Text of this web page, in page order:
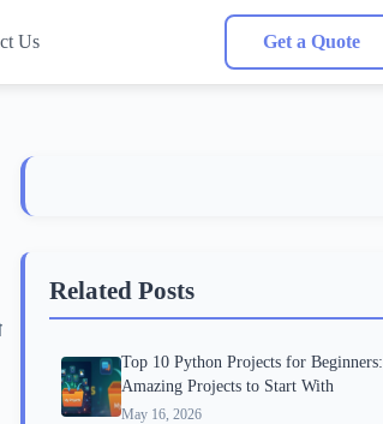
Us Get a Quote
Related Posts
Top 10 Python Projects for Beginners:
Amazing Projects to Start With
May 16, 2026